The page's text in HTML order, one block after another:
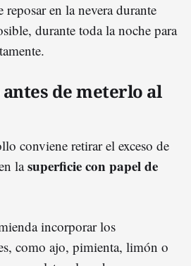
reposar en la nevera durante
durante toda la noche para
de meterlo al
conviene retirar el exceso de
lasuperficie con papel de
incorporar los
como ajo, pimienta, limón o